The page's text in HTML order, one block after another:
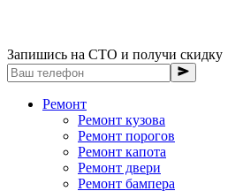
Запишись на СТО и получи скидку
Ремонт
Ремонт кузова
Ремонт порогов
Ремонт капота
Ремонт двери
Ремонт бампера